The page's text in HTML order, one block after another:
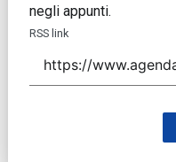
negli appunti.
RSS link